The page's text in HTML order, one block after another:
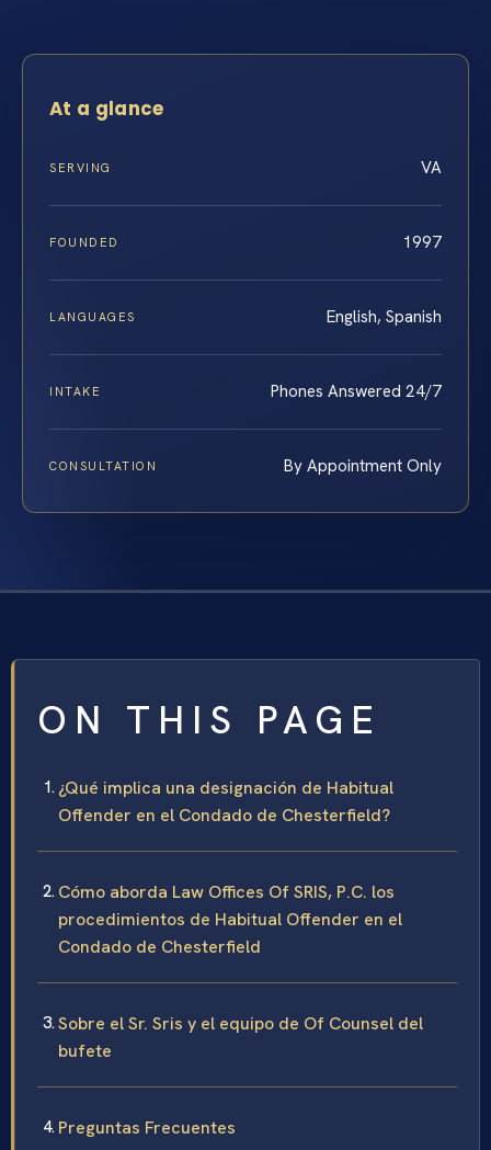
At a glance
SERVING VA
FOUNDED 1997
LANGUAGES English, Spanish
INTAKE Phones Answered 24/7
CONSULTATION By Appointment Only
ON THIS PAGE
¿Qué implica una designación de Habitual
Offender en el Condado de Chesterfield?
Cómo aborda Law Offices Of SRIS, P.C. los
procedimientos de Habitual Offender en el
Condado de Chesterfield
Sobre el Sr. Sris y el equipo de Of Counsel del
bufete
Preguntas Frecuentes